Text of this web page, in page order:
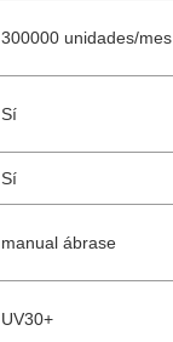
300000 unidades/mes
Sí
Sí
manual ábrase
UV30+